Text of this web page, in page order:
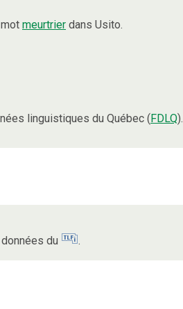
meurtrier dans Usito.
linguistiques du Québec (FDLQ).
du
.